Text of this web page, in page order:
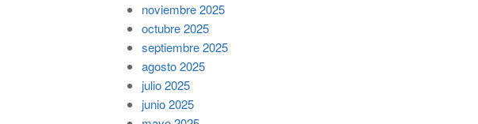
noviembre 2025
octubre 2025
septiembre 2025
agosto 2025
julio 2025
junio 2025